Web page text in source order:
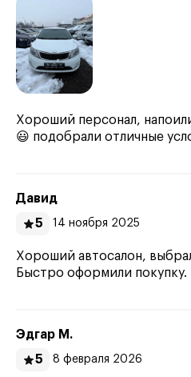
Хороший персонал,
😃 подобрали отличные
Давид
5
14 ноября 2025
Хороший автосалон,
Быстро оформили
Эдгар М.
5
8 февраля 2026